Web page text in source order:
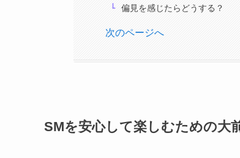
偏見を感じたらどうする？
次のページへ
SMを安心して楽しむための大